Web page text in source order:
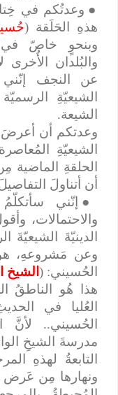
●وعدتُكم في خِتامِ
هذهِ الحَلَقة (
وبنحوٍ خاصّ في
والبُلدان الأُخرى
عن النجف إنّني
الشيعيّةِ
الشيعة.
وعدتكم أن أعرضَ
الشيعيّةِ
الحلقةِ الماضية
أن أتناولَ
●إنّني سأتكلّمُ
والاحتمالات،
الدينيّةَ
وعن مَشروعهِ، هو
الحُسيني: ( الشيخ
هذا هُو الناطقُ
العُليا في
الحُسيني.. لأنَّ
مدرسةَ الشيخِ
التابعةُ لهذهِ
ونهارها مِن عَرض